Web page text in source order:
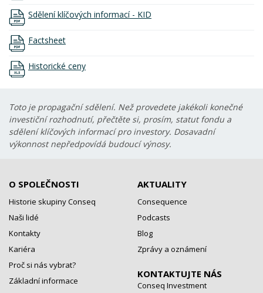
Sdělení klíčových informací - KID
Factsheet
Historické ceny
Toto je propagační sdělení. Než provedete jakékoli konečné
investiční rozhodnutí, přečtěte si, prosím, statut fondu a
sdělení klíčových informací pro investory. Dosavadní
výkonnost nepředpovídá budoucí výnosy.
O SPOLEČNOSTI
Historie skupiny Conseq
Naši lidé
Kontakty
Kariéra
Proč si nás vybrat?
Základní informace
AKTUALITY
Consequence
Podcasts
Blog
Zprávy a oznámení
KONTAKTUJTE NÁS
Conseq Investment